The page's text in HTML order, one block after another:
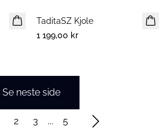
NYHET
TaditaSZ Kjole
1 199,00 kr
Se neste side
2 3 ... 5